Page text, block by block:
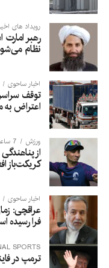
مالداری به مالدووا سفر
رویداد های
رهبر
نظام
اخبار ساحوی
توقف
اعتراض به
ورزش 7 ساعت ago
از
کریکت‌باز
اخبار ساحوی
عراقچی:
فرا رسیده
SPORTS
ترمپ در